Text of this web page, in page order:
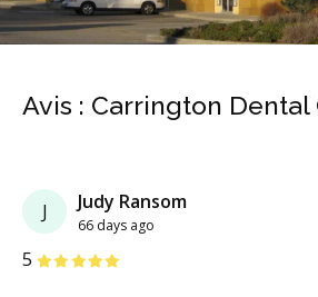
Avis : Carrington Dental
J Judy Ransom
66 days ago
5 étoiles
étoiles
étoiles
étoiles
étoiles